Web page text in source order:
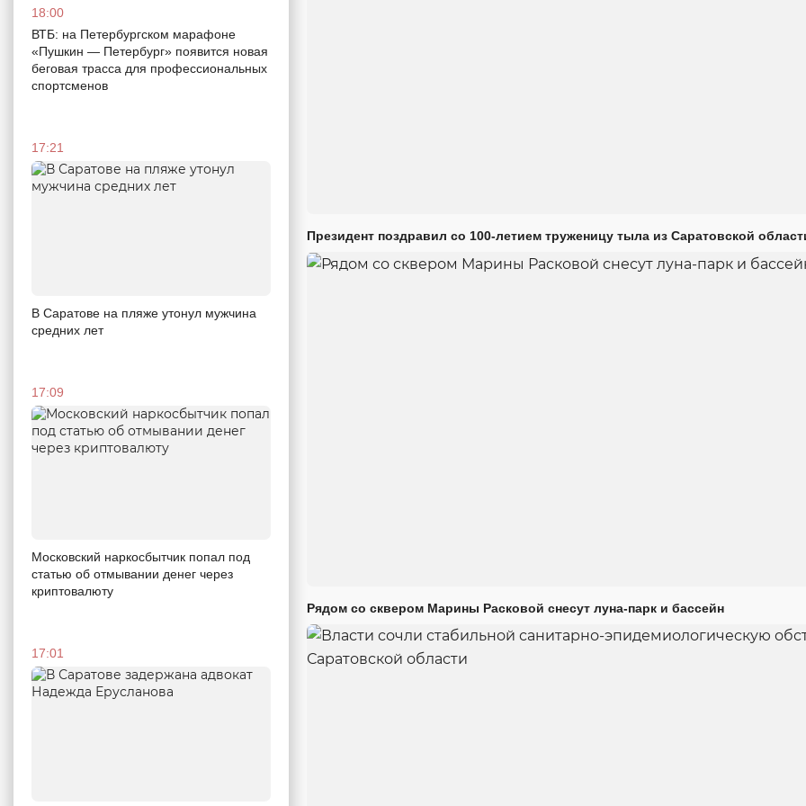
18:00
ВТБ: на Петербургском марафоне
«Пушкин — Петербург» появится новая
беговая трасса для профессиональных
спортсменов
17:21
В Саратове на пляже утонул мужчина
средних лет
17:09
Московский наркосбытчик попал под
статью об отмывании денег через
криптовалюту
17:01
Президент поздравил со 100-летием труженицу тыла из Саратовской
Рядом со сквером Марины Расковой снесут луна-парк и бассейн